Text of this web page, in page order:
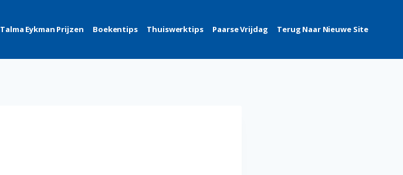
Talma Eykman Prijzen Boekentips Thuiswerktips Paarse Vrijdag Terug Naar Nieuwe Site